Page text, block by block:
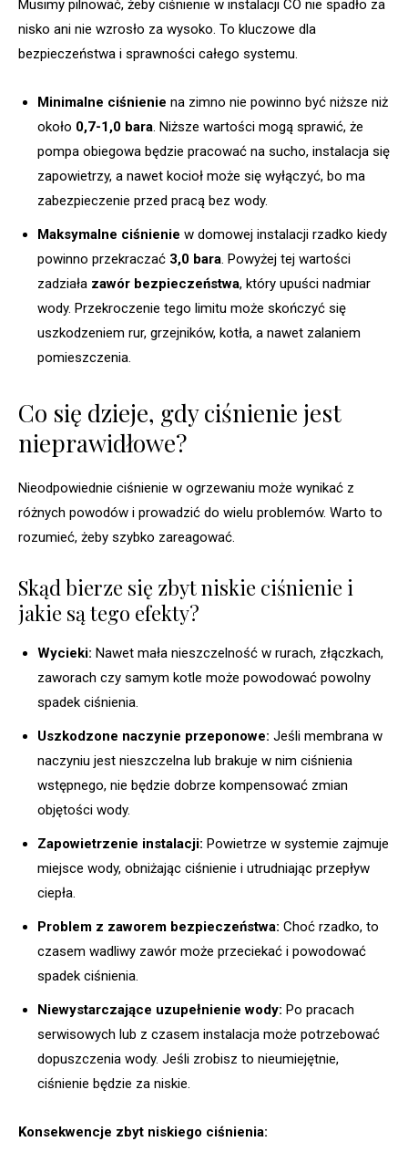
Musimy pilnować, żeby ciśnienie w instalacji CO nie spadło za
nisko ani nie wzrosło za wysoko. To kluczowe dla
bezpieczeństwa i sprawności całego systemu.
Minimalne ciśnienie na zimno nie powinno być niższe niż
około 0,7-1,0 bara. Niższe wartości mogą sprawić, że
pompa obiegowa będzie pracować na sucho, instalacja się
zapowietrzy, a nawet kocioł może się wyłączyć, bo ma
zabezpieczenie przed pracą bez wody.
Maksymalne ciśnienie w domowej instalacji rzadko kiedy
powinno przekraczać 3,0 bara. Powyżej tej wartości
zadziała zawór bezpieczeństwa, który upuści nadmiar
wody. Przekroczenie tego limitu może skończyć się
uszkodzeniem rur, grzejników, kotła, a nawet zalaniem
pomieszczenia.
Co się dzieje, gdy ciśnienie jest
nieprawidłowe?
Nieodpowiednie ciśnienie w ogrzewaniu może wynikać z
różnych powodów i prowadzić do wielu problemów. Warto to
rozumieć, żeby szybko zareagować.
Skąd bierze się zbyt niskie ciśnienie i
jakie są tego efekty?
Wycieki: Nawet mała nieszczelność w rurach, złączkach,
zaworach czy samym kotle może powodować powolny
spadek ciśnienia.
Uszkodzone naczynie przeponowe: Jeśli membrana w
naczyniu jest nieszczelna lub brakuje w nim ciśnienia
wstępnego, nie będzie dobrze kompensować zmian
objętości wody.
Zapowietrzenie instalacji: Powietrze w systemie zajmuje
miejsce wody, obniżając ciśnienie i utrudniając przepływ
ciepła.
Problem z zaworem bezpieczeństwa: Choć rzadko, to
czasem wadliwy zawór może przeciekać i powodować
spadek ciśnienia.
Niewystarczające uzupełnienie wody: Po pracach
serwisowych lub z czasem instalacja może potrzebować
dopuszczenia wody. Jeśli zrobisz to nieumiejętnie,
ciśnienie będzie za niskie.
Konsekwencje zbyt niskiego ciśnienia: